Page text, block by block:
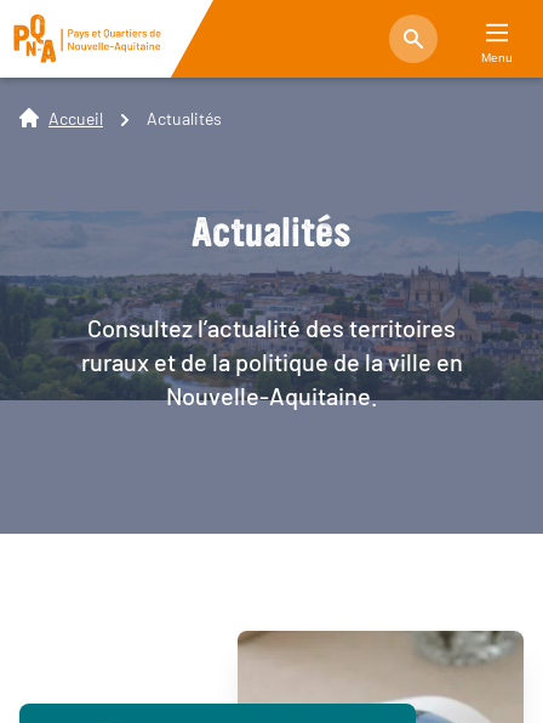
Menu
Accueil Actualités
Actualités
Consultez l’actualité des territoires
ruraux et de la politique de la ville en
Nouvelle-Aquitaine.